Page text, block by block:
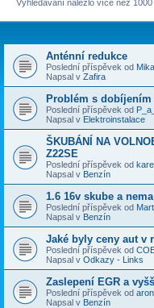
Vyhledávání nalezlo více než
Anténní redukce
Poslední příspěvek od
Napsal v Zafira
Problém s dobíjením
Poslední příspěvek od
Napsal v Elektroinstalace
ŠKUBÁNÍ NA
Z22SE
Poslední příspěvek od
Napsal v Benzín
1.6 16v skube a
Poslední příspěvek od
Napsal v Benzín
Jaké byly ceny aut v
Poslední příspěvek od
Napsal v Odkazy - Links
Zaslepení EGR a
Poslední příspěvek od aron
Napsal v Benzín